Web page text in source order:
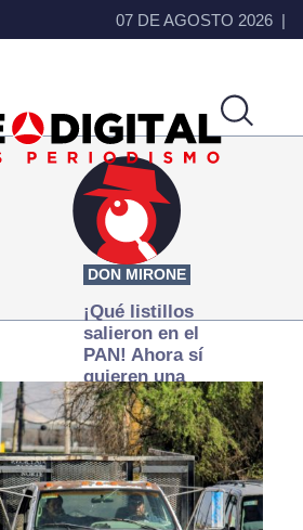
07 DE AGOSTO 2026
DON MIRONE
¡Qué listillos
salieron en el
PAN! Ahora sí
quieren una
Fiscalía
autónoma… y
transexenal